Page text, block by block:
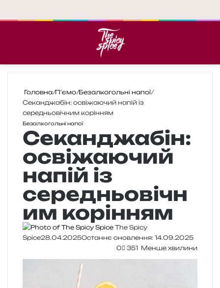
Головна/П'ємо/Безалкогольні напої/
Секанджабін: освіжаючий напій із
середньовічним корінням
Безалкогольні напої
Секанджабін:
освіжаючий
напій із
середньовічн
им корінням
The Spicy
Spice28.04.2025Останнє оновлення: 14.09.2025
0
351 Менше хвилини